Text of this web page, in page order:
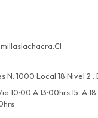
N. 1000 Local 18 Nivel 2
10:00 A 13:00hrs 15: A